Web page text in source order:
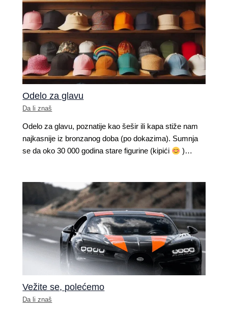
Odelo za glavu
Da li znaš
Odelo za glavu,​ poznatije kao šešir ili kapa​ stiže nam
najkasnije iz bronzanog doba (po dokazima). Sumnja
se da oko 30 000 godina stare figurine (kipići
)…
Vežite se, polećemo
Da li znaš